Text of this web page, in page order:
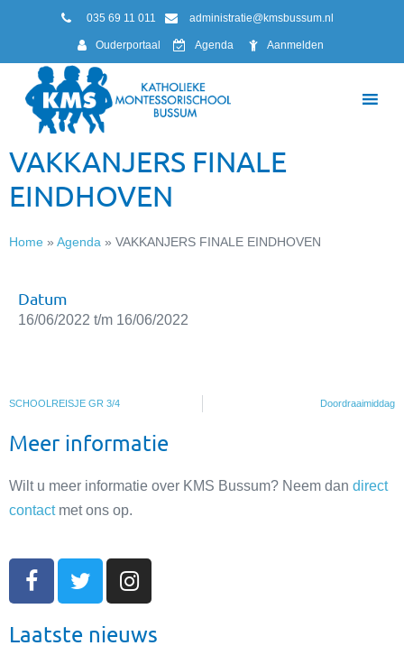
035 69 11 011 administratie@kmsbussum.nl
Ouderportaal Agenda Aanmelden
VAKKANJERS FINALE
EINDHOVEN
Home » Agenda » VAKKANJERS FINALE EINDHOVEN
Datum
16/06/2022 t/m 16/06/2022
SCHOOLREISJE GR 3/4 Doordraaimiddag
Meer informatie
Wilt u meer informatie over KMS Bussum? Neem dan direct
contactmet ons op.
Laatste nieuws